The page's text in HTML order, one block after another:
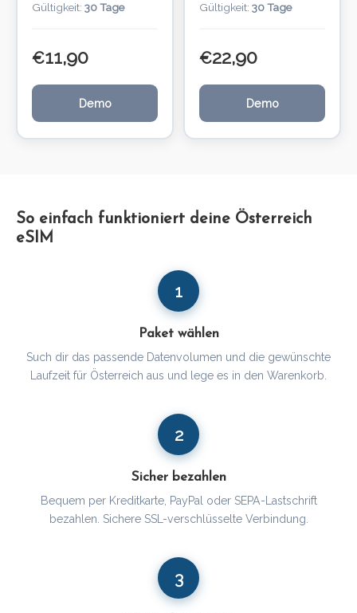
Gültigkeit: 30 Tage
€11,90
Demo
Gültigkeit: 30 Tage
€22,90
Demo
So einfach funktioniert deine Österreich
eSIM
1
Paket wählen
Such dir das passende Datenvolumen und die gewünschte
Laufzeit für Österreich aus und lege es in den Warenkorb.
2
Sicher bezahlen
Bequem per Kreditkarte, PayPal oder SEPA-Lastschrift
bezahlen. Sichere SSL-verschlüsselte Verbindung.
3